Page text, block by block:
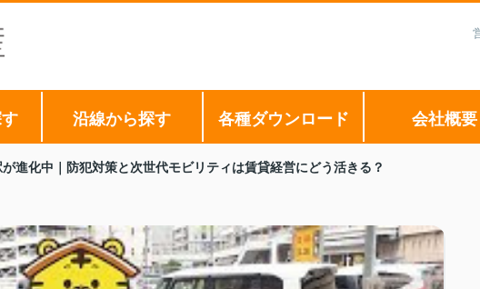
沿線から探す 各種ダウンロード 会社概要
進化中｜防犯対策と次世代モビリティは賃貸経営にどう活きる？